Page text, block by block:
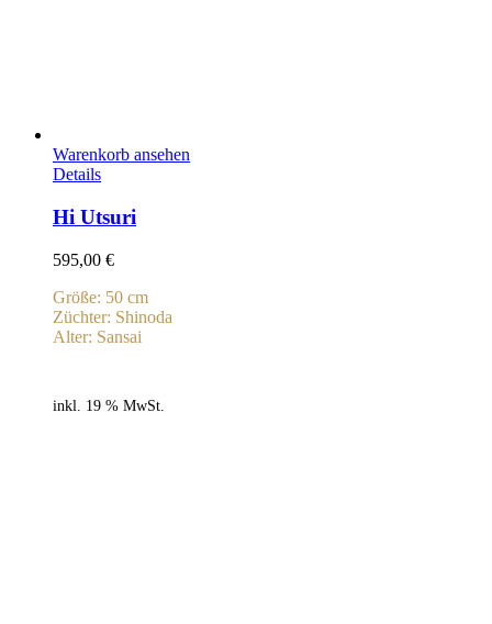
Warenkorb ansehen
Details
Hi Utsuri
595,00 €
Größe: 50 cm
Züchter: Shinoda
Alter: Sansai
inkl. 19 % MwSt.